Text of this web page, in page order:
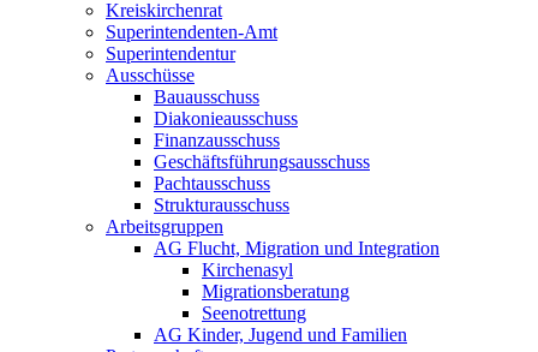
Kreiskirchenrat
Superintendenten-Amt
Superintendentur
Ausschüsse
Bauausschuss
Diakonieausschuss
Finanzausschuss
Geschäftsführungsausschuss
Pachtausschuss
Strukturausschuss
Arbeitsgruppen
AG Flucht, Migration und Integration
Kirchenasyl
Migrationsberatung
Seenotrettung
AG Kinder, Jugend und Familien